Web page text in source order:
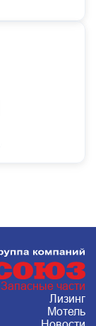
Запасные части
Лизинг
Мотель